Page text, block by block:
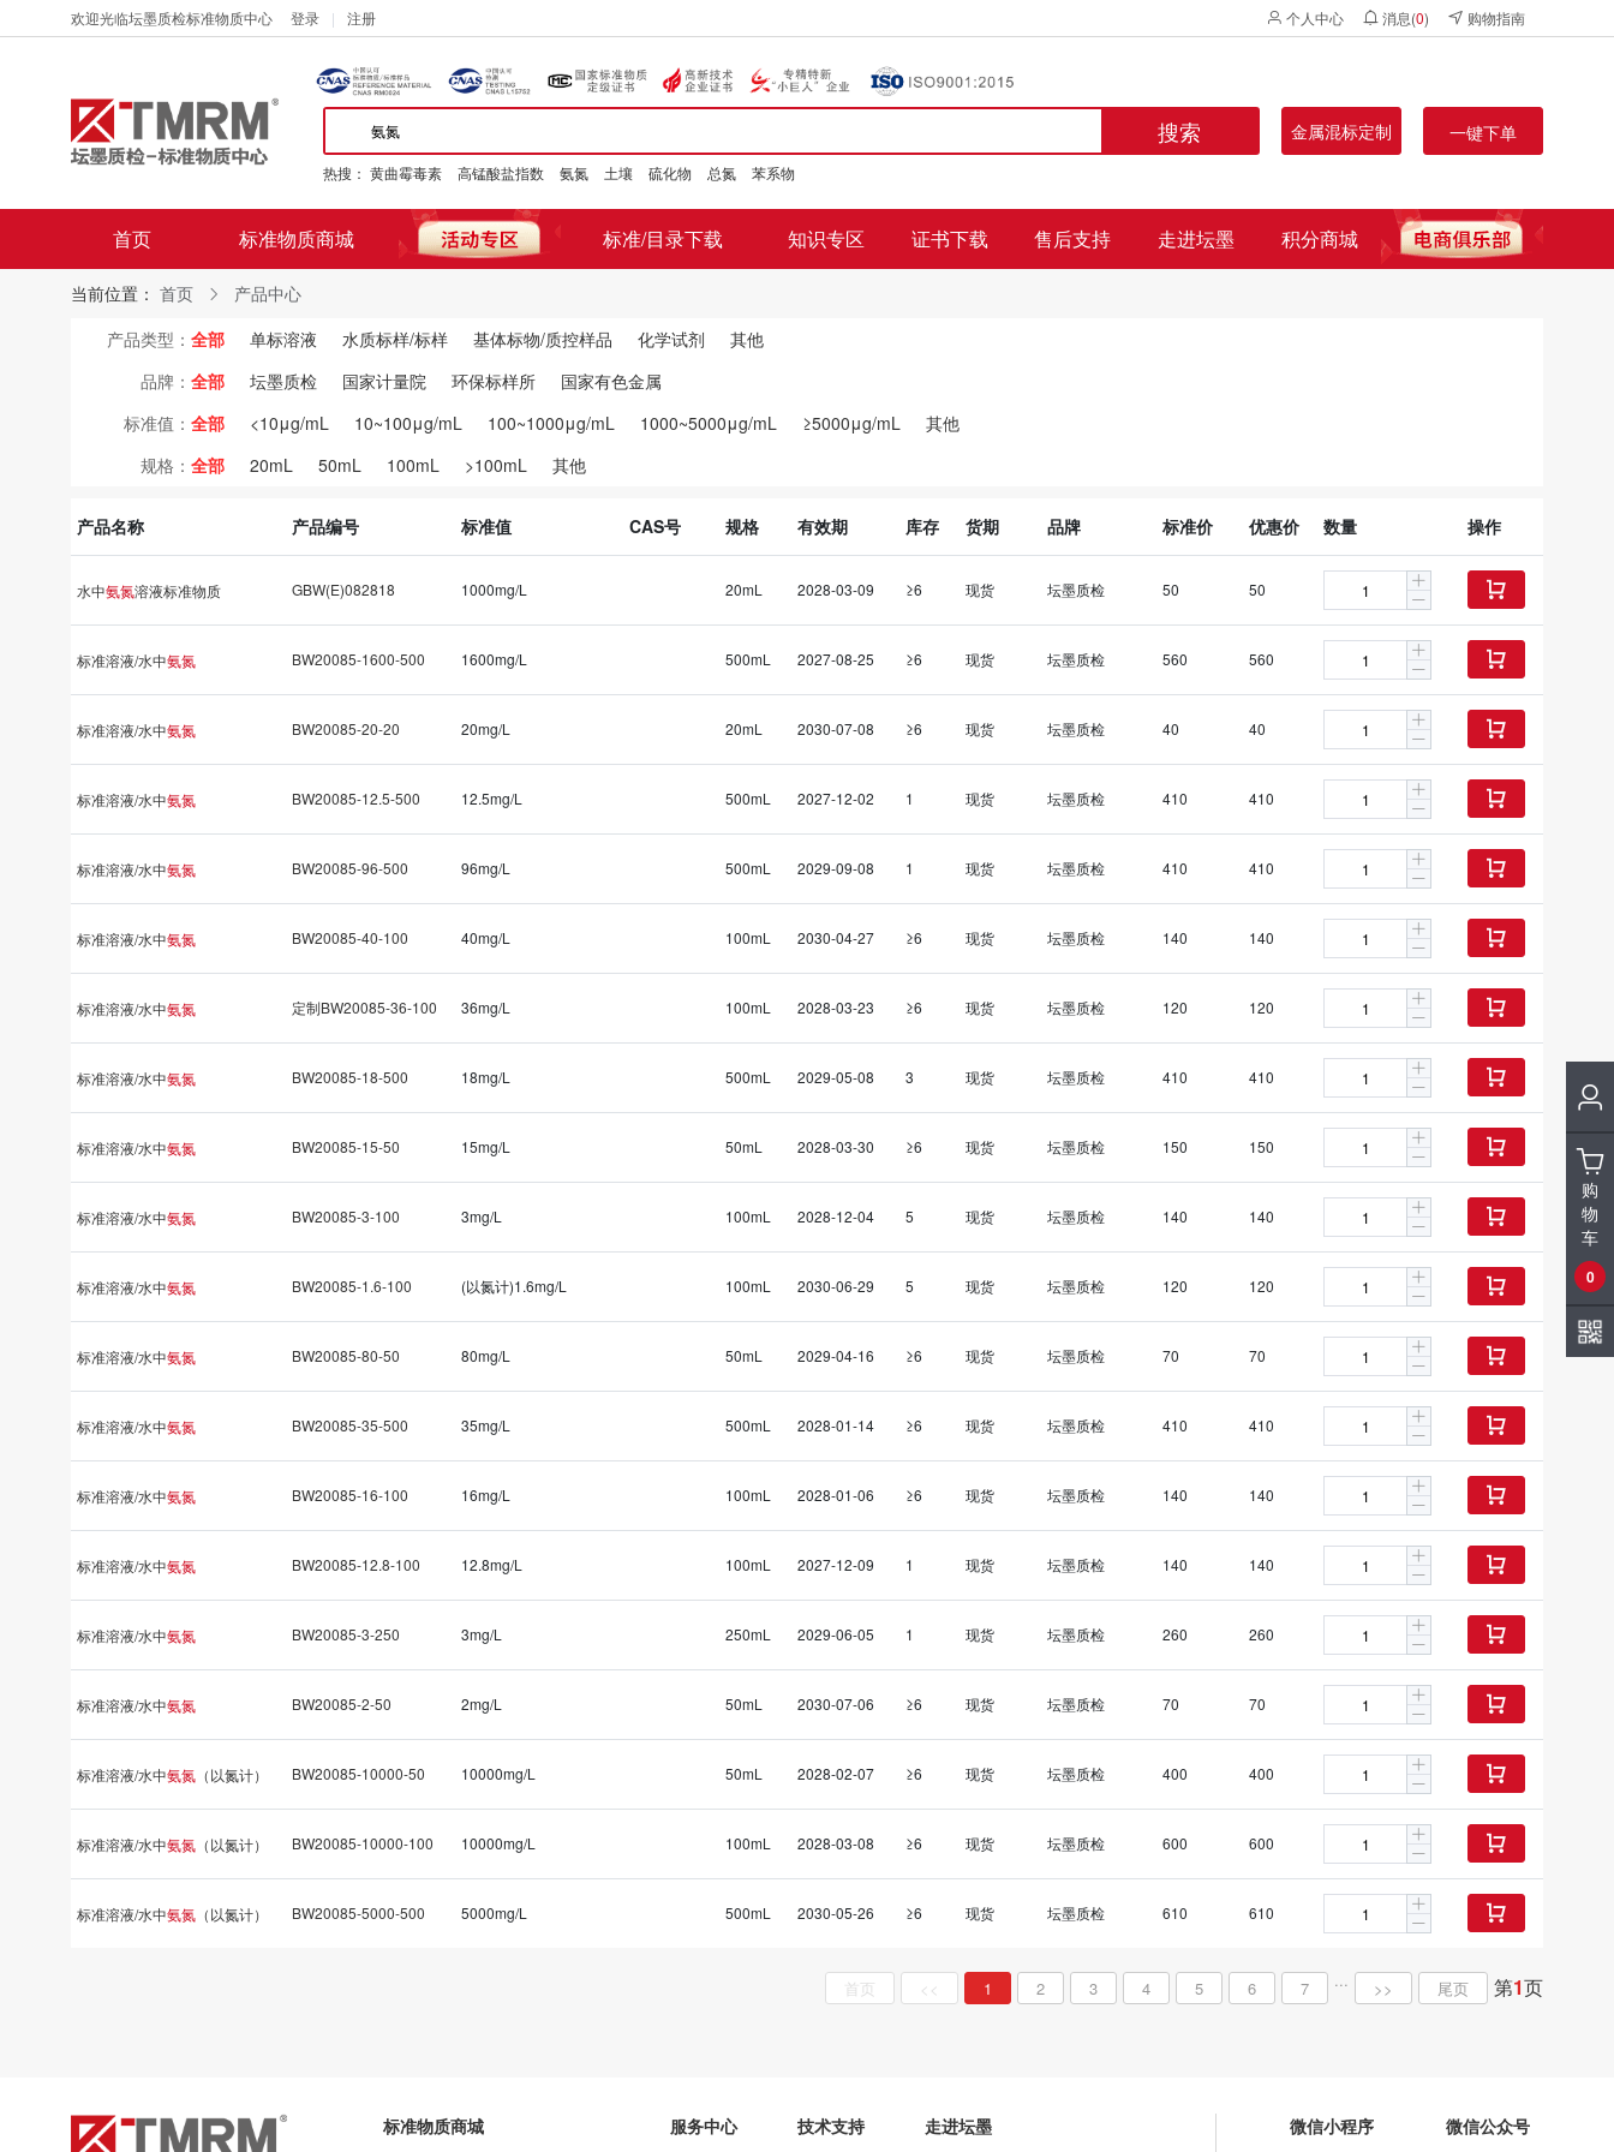
欢迎光临坛墨质检标准物质中心 登录 注册 个人中心 消息(0) 购物指南
搜索 金属混标定制 一键下单
热搜： 黄曲霉毒素 高锰酸盐指数 氨氮 土壤 硫化物 总氮 苯系物
首页 标准物质商城 标准/目录下载 知识专区 证书下载 售后支持 走进坛墨 积分商城
当前位置： 首页
产品中心
产品类型： 全部 单标溶液 水质标样/标样 基体标物/质控样品 化学试剂
其他
品牌： 全部 坛墨质检 国家计量院 环保标样所
国家有色金属
标准值： 全部 <10μg/mL 10~100μg/mL 100~1000μg/mL 1000~5000μg/mL ≥5000μg/mL
其他
规格： 全部 20mL 50mL 100mL >100mL 其他
产品名称 产品编号 标准值 CAS号 规格 有效期 库存 货期 品牌 标准价 优惠价 数量 操作
水中氨氮溶液标准物质 GBW(E)082818 1000mg/L 20mL 2028-03-09 ≥6 现货 坛墨质检 50 50 
标准溶液/水中氨氮 BW20085-1600-500 1600mg/L 500mL 2027-08-25 ≥6 现货 坛墨质检 560 560 
标准溶液/水中氨氮 BW20085-20-20 20mg/L 20mL 2030-07-08 ≥6 现货 坛墨质检 40 40 
标准溶液/水中氨氮 BW20085-12.5-500 12.5mg/L 500mL 2027-12-02 1 现货 坛墨质检 410 410 
标准溶液/水中氨氮 BW20085-96-500 96mg/L 500mL 2029-09-08 1 现货 坛墨质检 410 410 
标准溶液/水中氨氮 BW20085-40-100 40mg/L 100mL 2030-04-27 ≥6 现货 坛墨质检 140 140 
标准溶液/水中氨氮 定制BW20085-36-100 36mg/L 100mL 2028-03-23 ≥6 现货 坛墨质检 120 120 
标准溶液/水中氨氮 BW20085-18-500 18mg/L 500mL 2029-05-08 3 现货 坛墨质检 410 410 
标准溶液/水中氨氮 BW20085-15-50 15mg/L 50mL 2028-03-30 ≥6 现货 坛墨质检 150 150 
标准溶液/水中氨氮 BW20085-3-100 3mg/L 100mL 2028-12-04 5 现货 坛墨质检 140 140 
标准溶液/水中氨氮 BW20085-1.6-100 (以氮计)1.6mg/L 100mL 2030-06-29 5 现货 坛墨质检 120 120 
标准溶液/水中氨氮 BW20085-80-50 80mg/L 50mL 2029-04-16 ≥6 现货 坛墨质检 70 70 
标准溶液/水中氨氮 BW20085-35-500 35mg/L 500mL 2028-01-14 ≥6 现货 坛墨质检 410 410 
标准溶液/水中氨氮 BW20085-16-100 16mg/L 100mL 2028-01-06 ≥6 现货 坛墨质检 140 140 
标准溶液/水中氨氮 BW20085-12.8-100 12.8mg/L 100mL 2027-12-09 1 现货 坛墨质检 140 140 
标准溶液/水中氨氮 BW20085-3-250 3mg/L 250mL 2029-06-05 1 现货 坛墨质检 260 260 
标准溶液/水中氨氮 BW20085-2-50 2mg/L 50mL 2030-07-06 ≥6 现货 坛墨质检 70 70 
标准溶液/水中氨氮 （以氮计） BW20085-10000-50 10000mg/L 50mL 2028-02-07 ≥6 现货 坛墨质检 400 400 
标准溶液/水中氨氮 （以氮计） BW20085-10000-100 10000mg/L 100mL 2028-03-08 ≥6 现货 坛墨质检 600 600 
标准溶液/水中氨氮 （以氮计） BW20085-5000-500 5000mg/L 500mL 2030-05-26 ≥6 现货 坛墨质检 610 610 
首页 << 1 2 3 4 5 6 7 ... >> 尾页 第1页
标准物质商城 服务中心 技术支持 走进坛墨 微信小程序 微信公众号
购
物
车
0